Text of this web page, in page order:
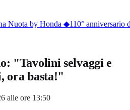
Nuota by Honda ◆110° anniversario
"Tavolini selvaggi e
ora basta!"
alle ore 13:50